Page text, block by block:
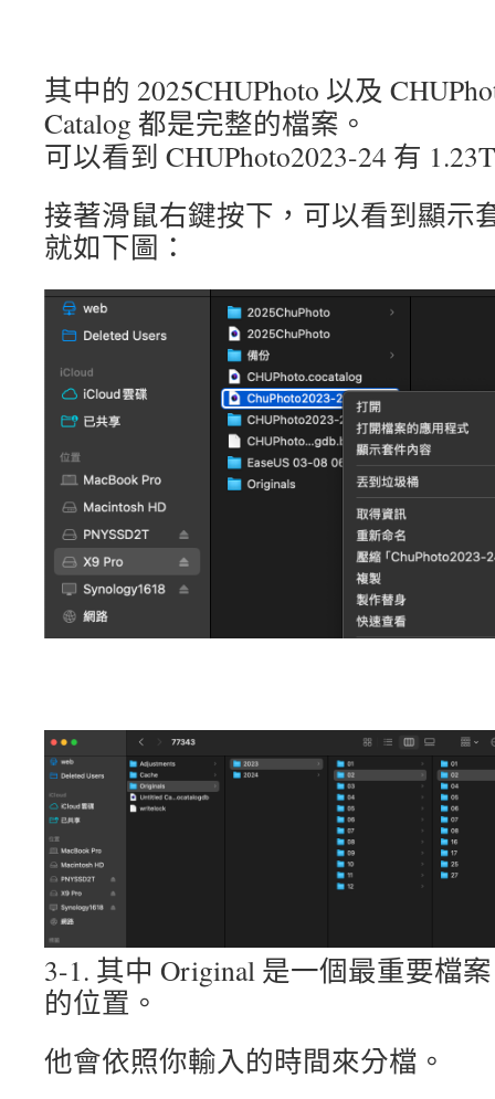
其中的 2025CHUPhoto 以及
Catalog 都是完整的檔案。
可以看到 CHUPhoto2023-24 有
接著滑鼠右鍵按下，可以看到顯示
就如下圖：
3-1. 其中 Original 是一個最重要檔
的位置。
他會依照你輸入的時間來分檔。